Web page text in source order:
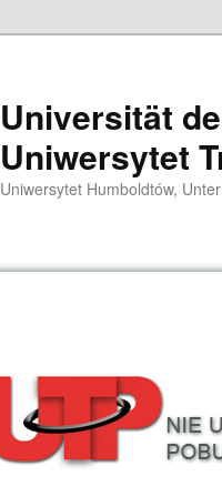
Universität
Uniwersytet
Uniwersytet Humboldtów,